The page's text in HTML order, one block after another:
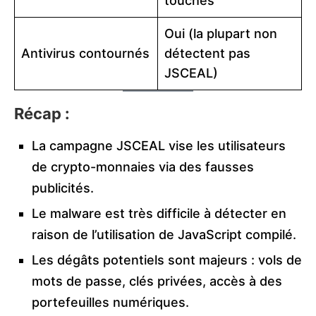
Antivirus contournés
Oui (la plupart non
détectent pas
JSCEAL)
Récap :
La campagne JSCEAL vise les utilisateurs
de crypto-monnaies via des fausses
publicités.
Le malware est très difficile à détecter en
raison de l’utilisation de JavaScript compilé.
Les dégâts potentiels sont majeurs : vols de
mots de passe, clés privées, accès à des
portefeuilles numériques.